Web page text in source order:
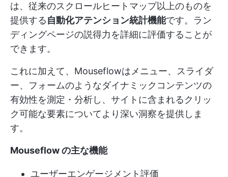
は、従来のスクロールヒートマップ以上のものを
提供する自動化アテンション統計機能です。ラン
ディングページの説得力を詳細に評価することが
できます。
これに加えて、Mouseflowはメニュー、スライダ
ー、フォームのようなダイナミックコンテンツの
有効性を測定・分析し、サイトに含まれるクリッ
ク可能な要素についてより深い洞察を提供しま
す。
Mouseflow の主な機能
ユーザーエンゲージメント評価